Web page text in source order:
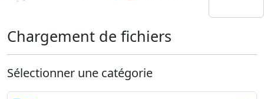
Chargement de fichiers
Sélectionner une catégorie